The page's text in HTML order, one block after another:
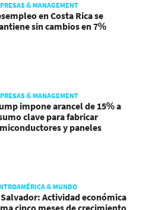
& MANAGEMENT
en Costa Rica se
sin cambios en 7%
& MANAGEMENT
impone arancel de 15% a
clave para fabricar
y paneles
& MUNDO
Actividad económica
cinco meses de crecimiento